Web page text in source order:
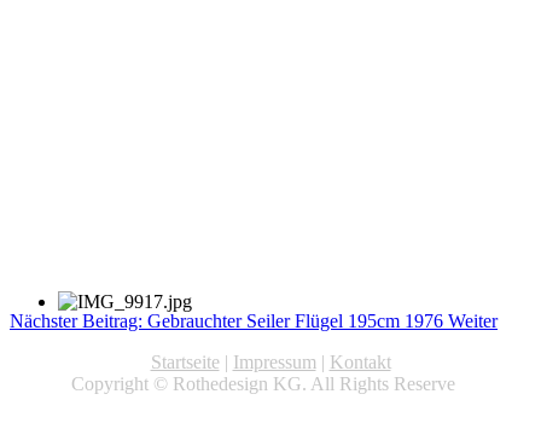
Nächster Beitrag: Gebrauchter Seiler Flügel 195cm 1976 Weiter
Startseite| Impressum | Kontakt
Copyright © Rothedesign KG. All Rights Reserve